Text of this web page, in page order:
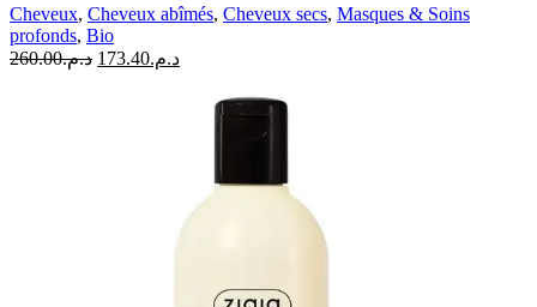
Cupuaçu
BIO
–
Cheveux, Cheveux abîmés, Cheveux secs, Masques & Soins
profonds, Bio
د.م.260.00
Le
د.م.173.40
Le
actuel
د.م.173.40.